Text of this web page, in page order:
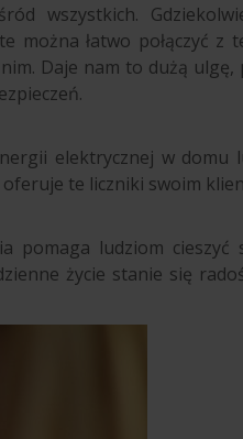
wszystkich.
można łatwo połączyć z
Daje nam to dużą ulgę,
elektrycznej w
te liczniki swoim
pomaga ludziom
życie stanie się